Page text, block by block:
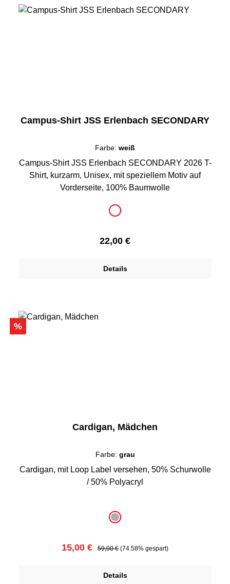
Campus-Shirt JSS Erlenbach SECONDARY
Farbe: weiß
Campus-Shirt JSS Erlenbach SECONDARY 2026 T-
Shirt, kurzarm, Unisex, mit speziellem Motiv auf
Vorderseite, 100% Baumwolle
weiß
Regulärer Preis:
22,00 €
Details
Rabatt
%
Cardigan, Mädchen
Farbe: grau
Cardigan, mit Loop Label versehen, 50% Schurwolle
/ 50% Polyacryl
grau
Verkaufspreis:
15,00 € Regulärer Preis:
59,00 € (74.58% gespart)
Details